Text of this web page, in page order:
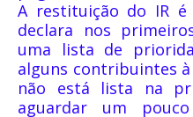
A restituição do IR
declara nos
uma lista de
alguns contribuintes
não está lista na
aguardar um